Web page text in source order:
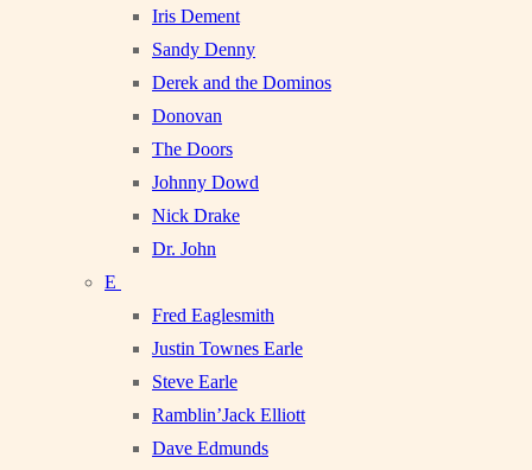
Iris Dement
Sandy Denny
Derek and the Dominos
Donovan
The Doors
Johnny Dowd
Nick Drake
Dr. John
E
Fred Eaglesmith
Justin Townes Earle
Steve Earle
Ramblin’Jack Elliott
Dave Edmunds